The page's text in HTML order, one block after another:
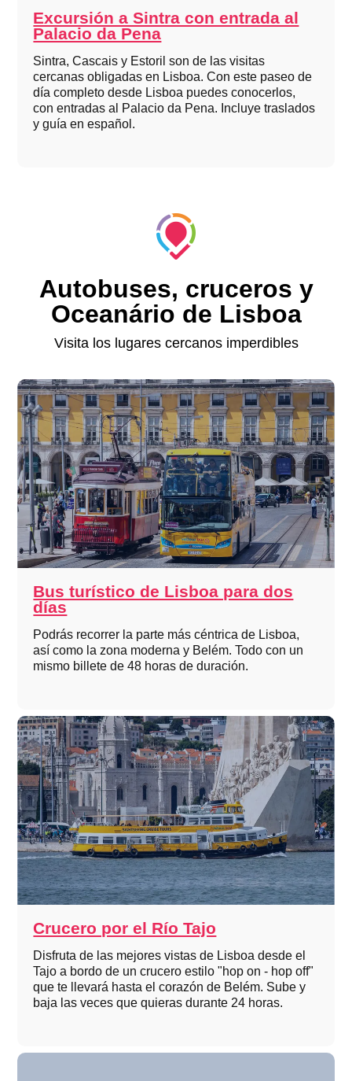
Excursión a Sintra con entrada al
Palacio da Pena
Sintra, Cascais y Estoril son de las visitas
cercanas obligadas en Lisboa. Con este paseo de
día completo desde Lisboa puedes conocerlos,
con entradas al Palacio da Pena. Incluye traslados
y guía en español.
Autobuses, cruceros y
Oceanário de Lisboa
Visita los lugares cercanos imperdibles
Bus turístico de Lisboa para dos
días
Podrás recorrer la parte más céntrica de Lisboa,
así como la zona moderna y Belém. Todo con un
mismo billete de 48 horas de duración.
Crucero por el Río Tajo
Disfruta de las mejores vistas de Lisboa desde el
Tajo a bordo de un crucero estilo "hop on - hop off"
que te llevará hasta el corazón de Belém. Sube y
baja las veces que quieras durante 24 horas.